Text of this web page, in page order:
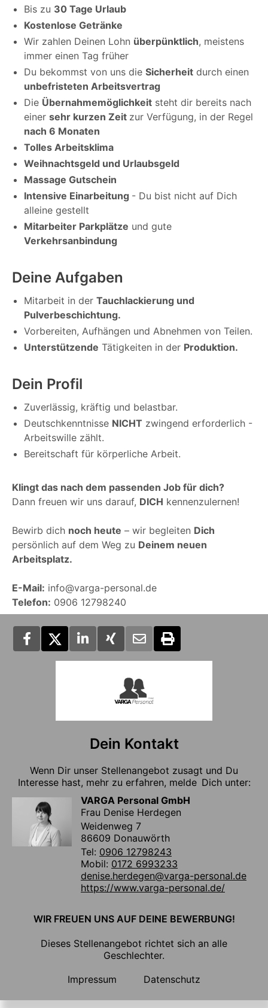
Bis zu 30 Tage Urlaub
Kostenlose Getränke
Wir zahlen Deinen Lohn überpünktlich, meistens
immer einen Tag früher
Du bekommst von uns die Sicherheit durch einen
unbefristeten Arbeitsvertrag
Die Übernahmemöglichkeit steht dir bereits nach
einer sehr kurzen Zeit zur Verfügung, in der Regel
nach 6 Monaten
Tolles Arbeitsklima
Weihnachtsgeld und Urlaubsgeld
Massage Gutschein
Intensive Einarbeitung - Du bist nicht auf Dich
alleine gestellt
Mitarbeiter Parkplätze und gute
Verkehrsanbindung
Deine Aufgaben
Mitarbeit in der Tauchlackierung und
Pulverbeschichtung.
Vorbereiten, Aufhängen und Abnehmen von Teilen.
Unterstützende Tätigkeiten in der Produktion.
Dein Profil
Zuverlässig, kräftig und belastbar.
Deutschkenntnisse NICHT zwingend erforderlich -
Arbeitswille zählt.
Bereitschaft für körperliche Arbeit.
Klingt das nach dem passenden Job für dich?
Dann freuen wir uns darauf, DICH kennenzulernen!
Bewirb dich noch heute – wir begleiten Dich
persönlich auf dem Weg zu Deinem neuen
Arbeitsplatz.
E-Mail: info@varga-personal.de
Telefon: 0906 12798240
Dein Kontakt
Wenn Dir unser Stellenangebot zusagt und Du
Interesse hast, mehr zu erfahren, melde Dich unter:
VARGA Personal GmbH
Frau Denise Herdegen
Weidenweg 7
86609 Donauwörth
Tel: 0906 12798243
Mobil: 0172 6993233
denise.herdegen@varga-personal.de
https://www.varga-personal.de/
WIR FREUEN UNS AUF DEINE BEWERBUNG!
Dieses Stellenangebot richtet sich an alle
Geschlechter.
Impressum
Datenschutz